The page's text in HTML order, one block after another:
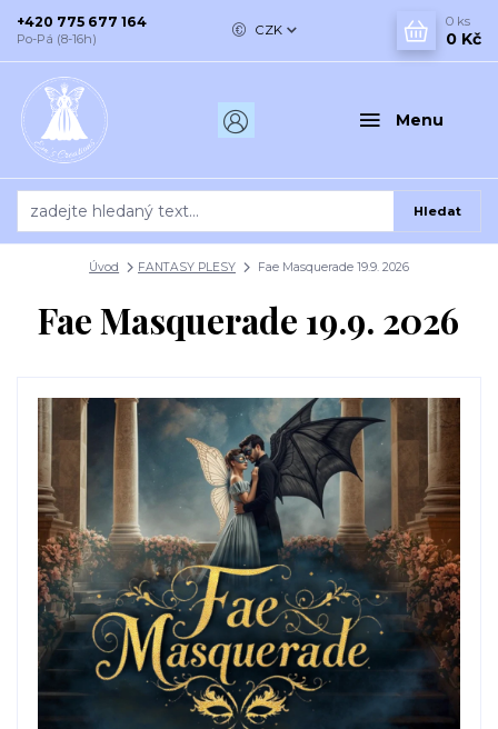
Menu
CZK
Hledat
+420 775 677 164
Po-Pá (8-16h)
0 ks
0 Kč
Úvod FANTASY PLESY Fae Masquerade 19.9. 2026
Fae Masquerade 19.9. 2026